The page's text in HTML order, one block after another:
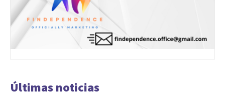
Últimas noticias